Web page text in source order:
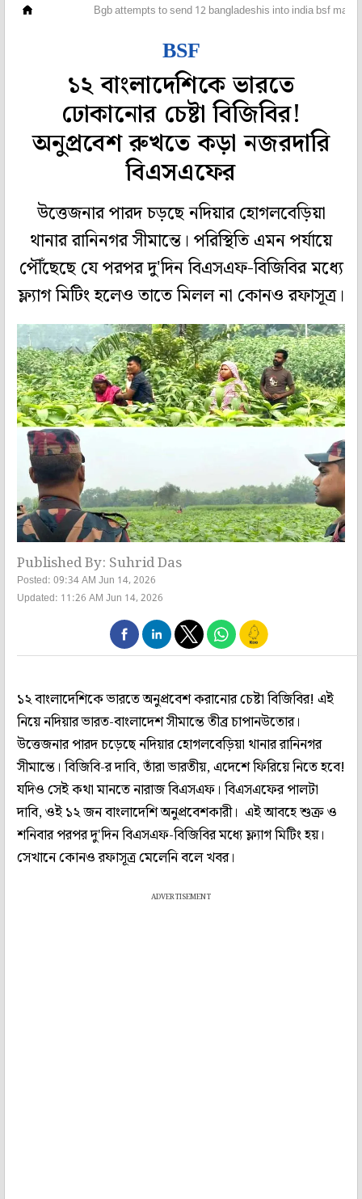
Bgb attempts to send 12 bangladeshis into india bsf
BSF
১২ বাংলাদেশিকে ভারতে
ঢোকানোর চেষ্টা বিজিবির!
অনুপ্রবেশ রুখতে কড়া নজরদারি
বিএসএফের
উত্তেজনার পারদ চড়ছে নদিয়ার হোগলবেড়িয়া
থানার রানিনগর সীমান্তে। পরিস্থিতি এমন পর্যায়ে
পৌঁছেছে যে পরপর দু'দিন বিএসএফ-বিজিবির মধ্যে
ফ্ল্যাগ মিটিং হলেও তাতে মিলল না কোনও রফাসূত্র।
Published By: Suhrid Das
Posted: 09:34 AM Jun 14, 2026
Updated: 11:26 AM Jun 14, 2026
১২ বাংলাদেশিকে ভারতে অনুপ্রবেশ করানোর চেষ্টা বিজিবির! এই
নিয়ে নদিয়ার ভারত-বাংলাদেশ সীমান্তে তীব্র চাপানউতোর।
উত্তেজনার পারদ চড়েছে নদিয়ার হোগলবেড়িয়া থানার রানিনগর
সীমান্তে। বিজিবি-র দাবি, তাঁরা ভারতীয়, এদেশে ফিরিয়ে নিতে হবে!
যদিও সেই কথা মানতে নারাজ বিএসএফ। বিএসএফের পালটা
দাবি, ওই ১২ জন বাংলাদেশি অনুপ্রবেশকারী। এই আবহে শুক্র ও
শনিবার পরপর দু'দিন বিএসএফ-বিজিবির মধ্যে ফ্ল্যাগ মিটিং হয়।
সেখানে কোনও রফাসূত্র মেলেনি বলে খবর।
ADVERTISEMENT